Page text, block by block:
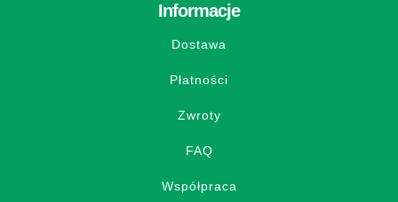
Informacje
Dostawa
Płatności
Zwroty
FAQ
Współpraca